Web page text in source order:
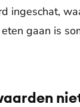
ingeschat,
gaan is